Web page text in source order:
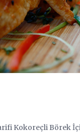
Kokoreçli Börek